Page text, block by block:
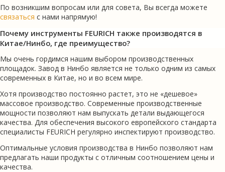
По возникшим вопросам или для совета, Вы всегда можете
связаться с нами напрямую!
Почему инструменты FEURICH также производятся в
Китае/Нинбо, где преимущество?
Мы очень гордимся нашим выбором производственных
площадок. Завод в Нинбо является не только одним из самых
современных в Китае, но и во всем мире.
Хотя производство постоянно растет, это не «дешевое»
массовое производство. Современные производственные
мощности позволяют нам выпускать детали выдающегося
качества. Для обеспечения высокого европейского стандарта
специалисты FEURICH регулярно инспектируют производство.
Оптимальные условия производства в Нинбо позволяют нам
предлагать наши продукты с отличным соотношением цены и
качества.